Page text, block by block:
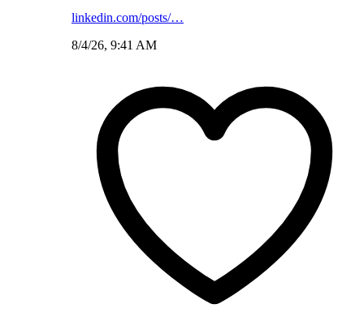
linkedin.com/posts/…
8/4/26, 9:41 AM